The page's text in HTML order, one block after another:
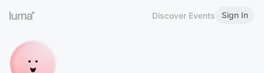
Discover Events Sign In